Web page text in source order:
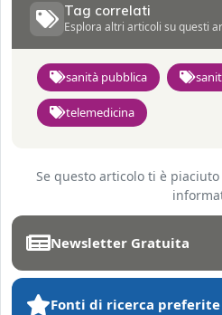
Tag correlati
Esplora altri articoli su questi
sanità pubblica
telemedicina
Se questo articolo ti è
Newsletter Gratuita
Fonti di ricerca preferite